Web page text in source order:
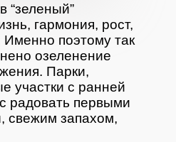
“зеленый”
гармония, рост,
поэтому так
озеленение
Парки,
участки с ранней
радовать первыми
свежим запахом,